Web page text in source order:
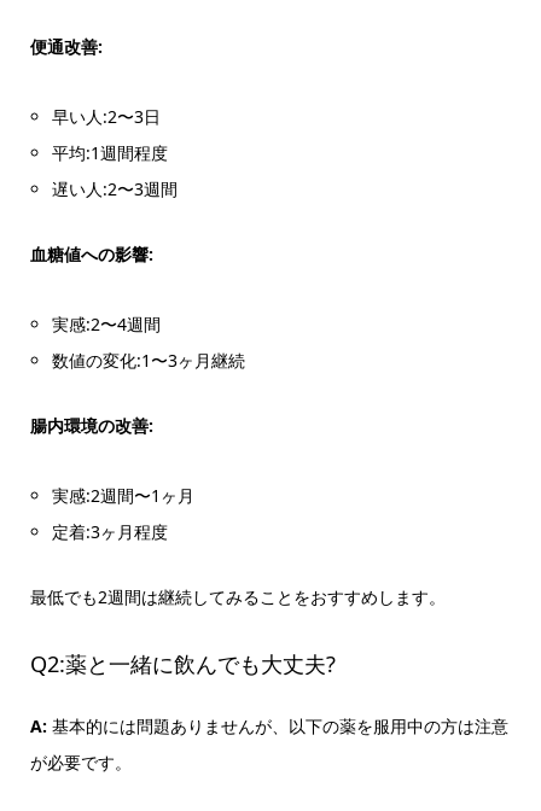
便通改善:
早い人:2〜3日
平均:1週間程度
遅い人:2〜3週間
血糖値への影響:
実感:2〜4週間
数値の変化:1〜3ヶ月継続
腸内環境の改善:
実感:2週間〜1ヶ月
定着:3ヶ月程度
最低でも2週間は継続してみることをおすすめします。
Q2:薬と一緒に飲んでも大丈夫?
A: 基本的には問題ありませんが、以下の薬を服用中の方は注意
が必要です。